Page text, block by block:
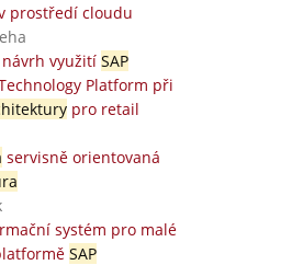
prostředí cloudu
využití SAP
Platform při
pro retail
servisně orientovaná
systém pro malé
SAP